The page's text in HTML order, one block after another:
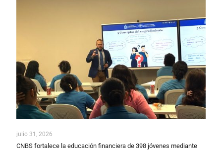
julio 31, 2026
CNBS fortalece la educación financiera de 398 jóvenes mediante